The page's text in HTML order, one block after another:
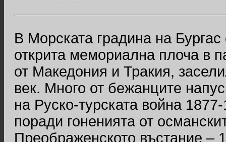
В Морската градина на
открита мемориална плоча в
от Македония и Тракия,
век. Много от бежанците
на Руско-турската война
поради гоненията от
Преображенското въстание –